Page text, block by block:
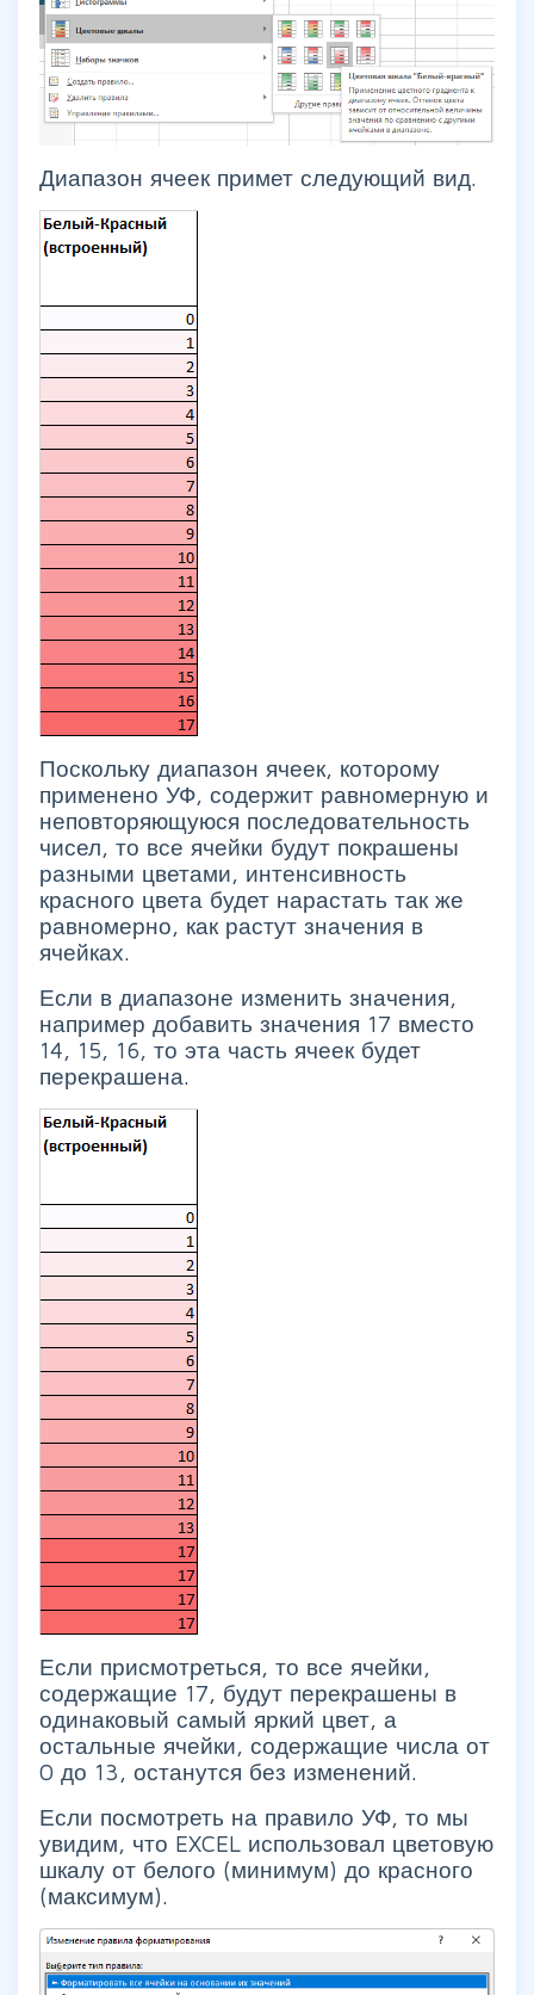
Диапазон ячеек примет следующий вид.
Поскольку диапазон ячеек, которому
применено УФ, содержит равномерную и
неповторяющуюся последовательность
чисел, то все ячейки будут покрашены
разными цветами, интенсивность
красного цвета будет нарастать так же
равномерно, как растут значения в
ячейках.
Если в диапазоне изменить значения,
например добавить значения 17 вместо
14, 15, 16, то эта часть ячеек будет
перекрашена.
Если присмотреться, то все ячейки,
содержащие 17, будут перекрашены в
одинаковый самый яркий цвет, а
остальные ячейки, содержащие числа от
0 до 13, останутся без изменений.
Если посмотреть на правило УФ, то мы
увидим, что EXCEL использовал цветовую
шкалу от белого (минимум) до красного
(максимум).